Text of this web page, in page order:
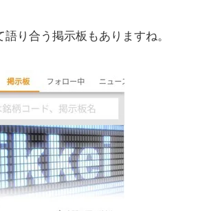
り合う掲示板もありますね。